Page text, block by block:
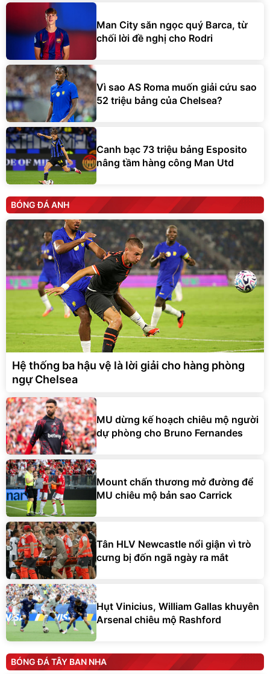
Man City săn ngọc quý Barca, từ
chối lời đề nghị cho Rodri
Vì sao AS Roma muốn giải cứu sao
52 triệu bảng của Chelsea?
Canh bạc 73 triệu bảng Esposito
nâng tầm hàng công Man Utd
BÓNG ĐÁ ANH
Hệ thống ba hậu vệ là lời giải cho hàng phòng
ngự Chelsea
MU dừng kế hoạch chiêu mộ người
dự phòng cho Bruno Fernandes
Mount chấn thương mở đường để
MU chiêu mộ bản sao Carrick
Tân HLV Newcastle nổi giận vì trò
cưng bị đốn ngã ngày ra mắt
Hụt Vinicius, William Gallas khuyên
Arsenal chiêu mộ Rashford
BÓNG ĐÁ TÂY BAN NHA